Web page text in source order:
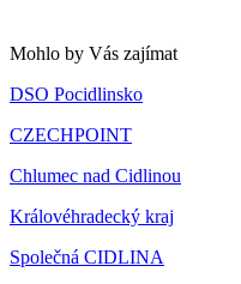
Mohlo by Vás zajímat
DSO Pocidlinsko
CZECHPOINT
Chlumec nad Cidlinou
Královéhradecký kraj
Společná CIDLINA